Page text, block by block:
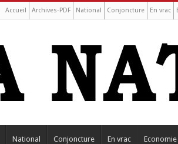
Accueil Archives-PDF National Conjoncture En vrac
National Conjoncture En vrac Economie